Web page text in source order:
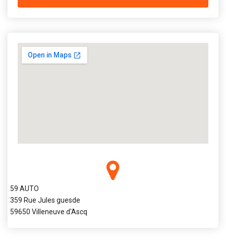
59 AUTO
359 Rue Jules guesde
59650 Villeneuve d'Ascq